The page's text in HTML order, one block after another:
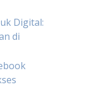
Digital:
di